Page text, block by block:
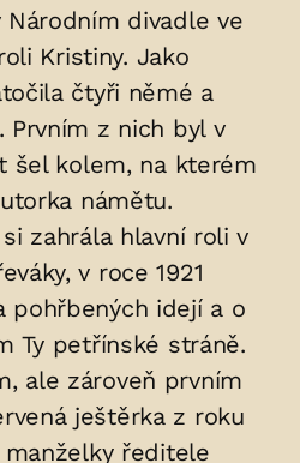
Národním divadle ve
Kristiny. Jako
čtyři němé a
Prvním z nich byl v
šel kolem, na kterém
námětu.
zahrála hlavní roli v
v roce 1921
pohřbených idejí a o
Ty petřínské stráně.
ale zároveň prvním
ještěrka z roku
ředitele